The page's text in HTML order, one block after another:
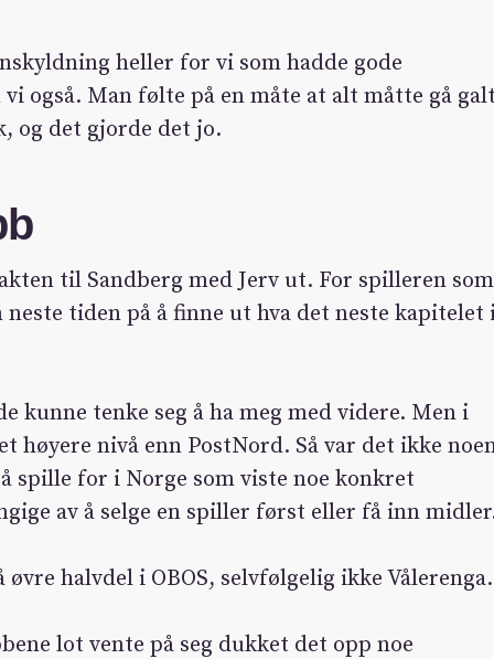
heller for vi som hadde gode
også. Man følte på en måte at alt måtte gå galt
og det gjorde det jo.
til Sandberg med Jerv ut. For spilleren som
tiden på å finne ut hva det neste kapitelet
kunne tenke seg å ha meg med videre. Men i
høyere nivå enn PostNord. Så var det ikke
spille for i Norge som viste noe konkret
av å selge en spiller først eller få inn
halvdel i OBOS, selvfølgelig ikke Vålerenga.
lot vente på seg dukket det opp noe